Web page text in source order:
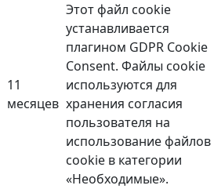
11
месяцев
Этот файл cookie
устанавливается
плагином GDPR Cookie
Consent. Файлы cookie
используются для
хранения согласия
пользователя на
использование файлов
cookie в категории
«Необходимые».